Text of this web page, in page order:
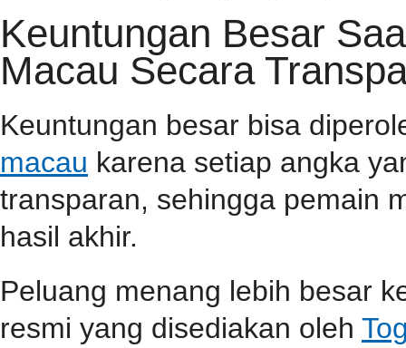
Keuntungan Besar
Macau Secara
Keuntungan besar bisa
macau karena setiap angka
transparan, sehingga pemain
hasil akhir.
Peluang menang lebih besar
resmi yang disediakan oleh